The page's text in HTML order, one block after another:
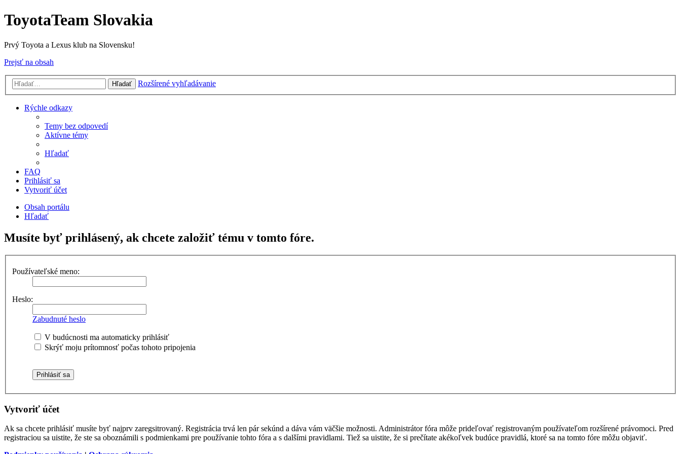
ToyotaTeam Slovakia
Prvý Toyota a Lexus klub na Slovensku!
Prejsť na obsah
Hľadať Rozšírené vyhľadávanie
Rýchle odkazy
Temy bez odpovedí
Aktívne témy
Hľadať
FAQ
Prihlásiť sa
Vytvoriť účet
Obsah portálu
Hľadať
Musíte byť prihlásený, ak chcete založiť tému v tomto fóre.
Používateľské meno:
Heslo:
Zabudnuté heslo
V budúcnosti ma automaticky prihlásiť
Skrýť moju prítomnosť počas tohoto pripojenia
Vytvoriť účet
Ak sa chcete prihlásiť musíte byť najprv zaregsitrovaný. Registrácia trvá len pár sekúnd a dáva vám väčšie možnosti. Administrátor fóra môže prideľovať registrovaným používateľom rozšírené právomoci. Pred
registraciou sa uistite, že ste sa oboznámili s podmienkami pre používanie tohto fóra a s dalšími pravidlami. Tiež sa uistite, že si prečítate akékoľvek budúce pravidlá, ktoré sa na tomto fóre môžu objaviť.